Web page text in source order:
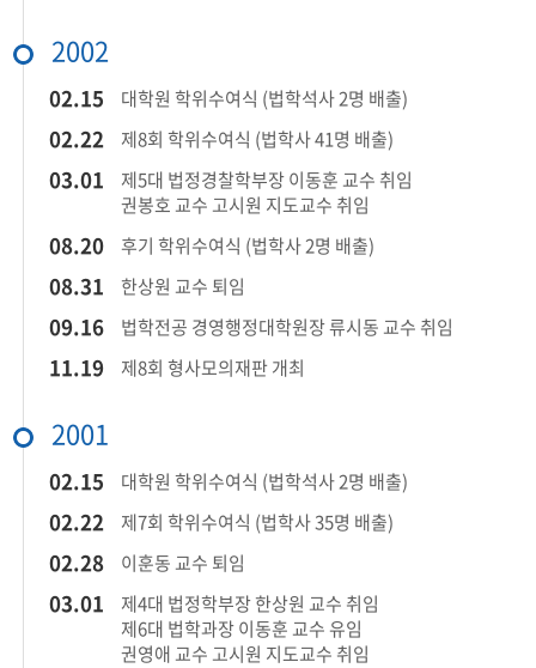
2002
02.15​ 대학원 학위수여식 (법학석사 2명 배출)
​02.22​ 제8회 학위수여식 (법학사 41명 배출)​
03.01​
제5대 법정경찰학부장 이동훈 교수 취임​
권봉호 교수 고시원 지도교수 취임​
08.20​ 후기 학위수여식 (법학사 2명 배출)
​08.31​ 한상원 교수 퇴임​
​09.16​ 법학전공 경영행정대학원장 류시동 교수 취임​
11.19​ 제8회 형사모의재판 개최​
2001
02.15​ 대학원 학위수여식 (법학석사 2명 배출)
​02.22​ 제7회 학위수여식 (법학사 35명 배출)​
02.28​ 이훈동 교수 퇴임​
​03.01
제4대 법정학부장 한상원 교수 취임​
제6대 법학과장 이동훈 교수 유임​
권영애 교수 고시원 지도교수 취임​